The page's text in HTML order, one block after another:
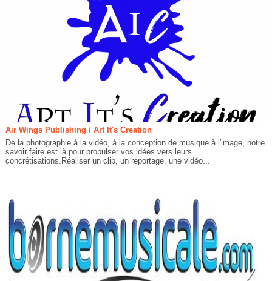
Air Wings Publishing / Art It's Creation
De la photographie à la vidéo, à la conception de musique à l'image, notre
savoir faire est là pour propulser vos idées vers leurs
concrétisations.Réaliser un clip, un reportage, une vidéo...